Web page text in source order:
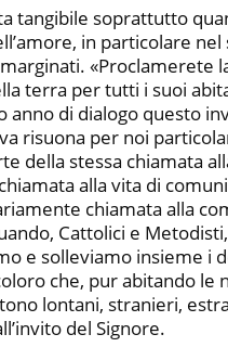
tangibile soprattutto
in particolare nel
«Proclamerete
terra per tutti i suoi
anno di dialogo questo
risuona per noi
della stessa chiamata
alla vita di
chiamata alla
Cattolici e Metodisti,
e solleviamo insieme i
che, pur abitando le
lontani, stranieri,
del Signore.